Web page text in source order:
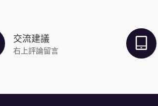
交流建議
右上評論留言